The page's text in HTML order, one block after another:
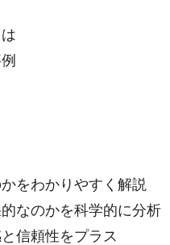
をわかりやすく解説
なのかを科学的に分析
信頼性をプラス